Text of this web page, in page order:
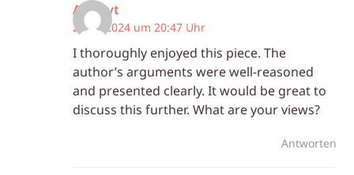
Ashleyt
2. Juli 2024 um 20:47 Uhr
I thoroughly enjoyed this piece. The
author’s arguments were well-reasoned
and presented clearly. It would be great to
discuss this further. What are your views?
Antworten